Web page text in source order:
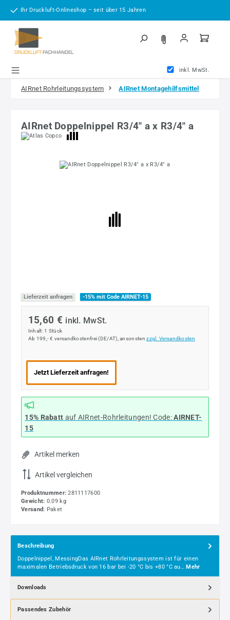
Zum Hauptinhalt springen
Ihr Druckluft-Onlineshop – seit über 15 Jahren
inkl. MwSt.
AIRnet Rohrleitungssystem AIRnet Montagehilfsmittel
AIRnet Doppelnippel R3/4" a x R3/4" a
Bildergalerie überspringen
Lieferzeit anfragen -15% mit Code AIRNET-15
15,60 € inkl. MwSt.
Inhalt: 1 Stück
Ab 199,- € versandkostenfrei (DE/AT), ansonstenzzgl. Versandkosten
Jetzt Lieferzeit anfragen!
15% Rabatt auf AIRnet-Rohrleitungen! Code:AIRNET-
15
Artikel merken
Artikel vergleichen
Produktnummer: 2811117600
Gewicht: 0.09 kg
Versand: Paket
Beschreibung
Doppelnippel, MessingDas AIRnet Rohrleitungssystem ist für einen
maximalen Betriebsdruck von 16 bar bei -20 °C bis +80 °C au…Mehr
Downloads
Passendes Zubehör